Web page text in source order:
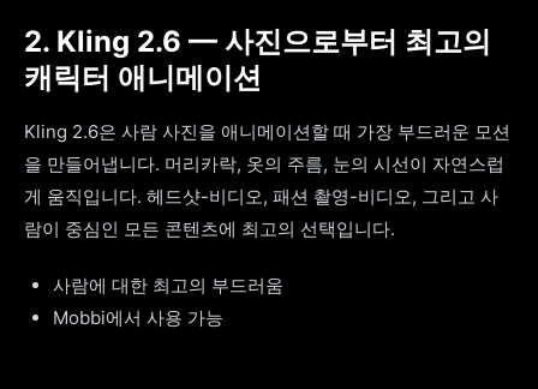
2. Kling 2.6 — 사진으로부터 최고의
캐릭터 애니메이션
Kling 2.6은 사람 사진을 애니메이션할 때 가장 부드러운 모션
을 만들어냅니다. 머리카락, 옷의 주름, 눈의 시선이 자연스럽
게 움직입니다. 헤드샷-비디오, 패션 촬영-비디오, 그리고 사
람이 중심인 모든 콘텐츠에 최고의 선택입니다.
사람에 대한 최고의 부드러움
Mobbi에서 사용 가능